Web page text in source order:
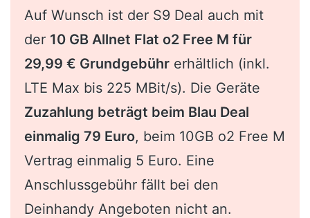
Auf Wunsch ist der S9 Deal auch mit
der 10 GB Allnet Flat o2 Free M für
29,99 € Grundgebühr erhältlich (inkl.
LTE Max bis 225 MBit/s). Die Geräte
Zuzahlung beträgt beim Blau Deal
einmalig 79 Euro, beim 10GB o2 Free M
Vertrag einmalig 5 Euro. Eine
Anschlussgebühr fällt bei den
Deinhandy Angeboten nicht an.